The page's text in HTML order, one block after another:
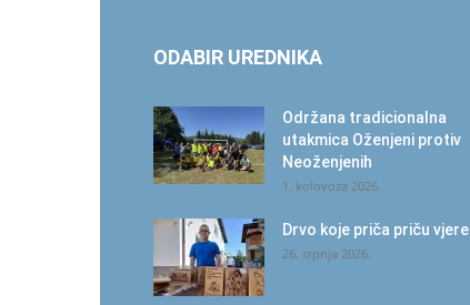
ODABIR UREDNIKA
Održana tradicionalna
utakmica Oženjeni protiv
Neoženjenih
1. kolovoza 2026.
Drvo koje priča priču vjere
26. srpnja 2026.